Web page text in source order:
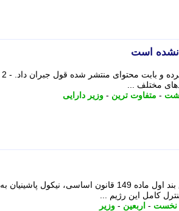
نشده است
در اثنای بررسی این مهم سردار آزمون از رفتار انجام شده ابراز ندامت کرده و بابت محتوای منتشر شده قول جبران داد. - 2
مختلف ...
- متفاوت ترین - وزیر دارایی
در حکم منتشرشده در وب سایت ریاست جمهوری آمده است: «بر اساس بند اول ماده 149 قانون اساسی، نیکول پاشینیان به
نخست - اربعین - وزیر